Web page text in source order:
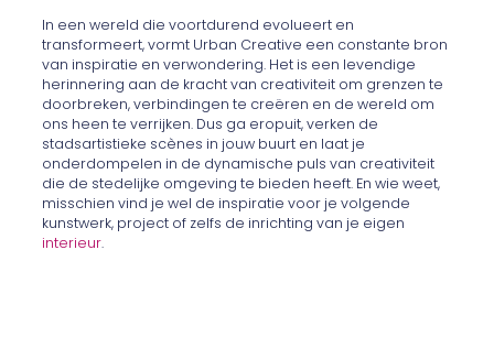
In een wereld die voortdurend evolueert en
transformeert, vormt Urban Creative een constante bron
van inspiratie en verwondering. Het is een levendige
herinnering aan de kracht van creativiteit om grenzen te
doorbreken, verbindingen te creëren en de wereld om
ons heen te verrijken. Dus ga eropuit, verken de
stadsartistieke scènes in jouw buurt en laat je
onderdompelen in de dynamische puls van creativiteit
die de stedelijke omgeving te bieden heeft. En wie weet,
misschien vind je wel de inspiratie voor je volgende
kunstwerk, project of zelfs de inrichting van je eigen
interieur.